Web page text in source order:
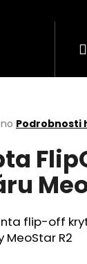
Podrobnosti
flip-off
MeoStar R2